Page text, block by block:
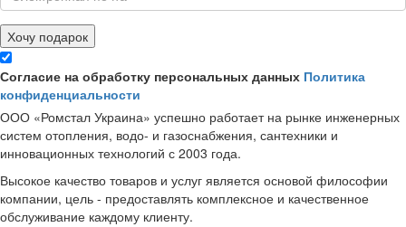
Хочу подарок
Согласие на обработку персональных данных Политика
конфиденциальности
ООО «Ромстал Украина» успешно работает на рынке инженерных
систем отопления, водо- и газоснабжения, сантехники и
инновационных технологий с 2003 года.
Высокое качество товаров и услуг является основой философии
компании, цель - предоставлять комплексное и качественное
обслуживание каждому клиенту.